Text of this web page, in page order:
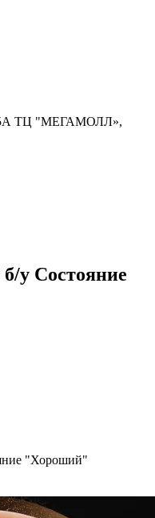
ТЦ "МЕГАМОЛЛ»,
у Состояние
"Хороший"